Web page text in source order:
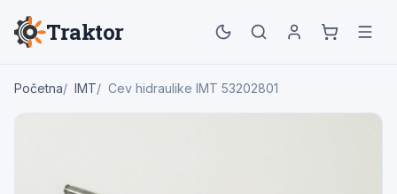
Traktor
Početna IMT Cev hidraulike IMT 53202801